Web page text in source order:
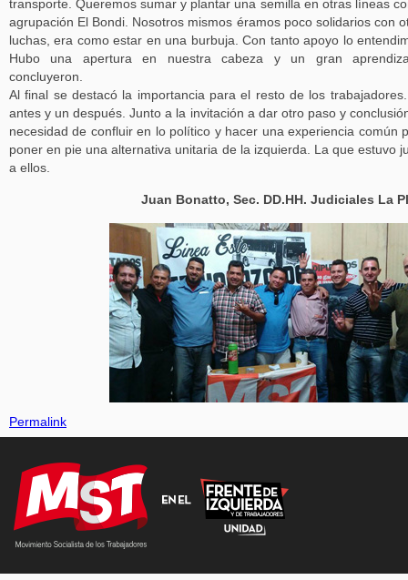
transporte. Queremos sumar y plantar una semilla en otras líneas
agrupación El Bondi. Nosotros mismos éramos poco solidarios con
luchas, era como estar en una burbuja. Con tanto apoyo lo
Hubo una apertura en nuestra cabeza y un gran
concluyeron.
Al final se destacó la importancia para el resto de los
antes y un después. Junto a la invitación a dar otro paso y
necesidad de confluir en lo político y hacer una experiencia común
poner en pie una alternativa unitaria de la izquierda. La que estuvo
a ellos.
Juan Bonatto, Sec. DD.HH. Judiciales La
Permalink